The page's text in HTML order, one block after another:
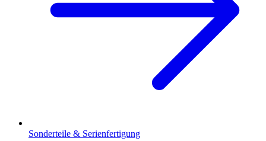
Sonderteile & Serienfertigung